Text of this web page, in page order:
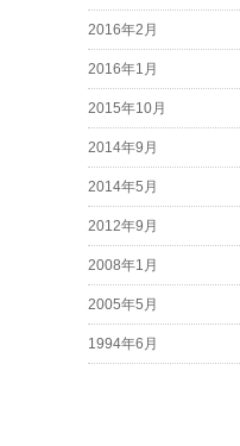
2016年2月
2016年1月
2015年10月
2014年9月
2014年5月
2012年9月
2008年1月
2005年5月
1994年6月